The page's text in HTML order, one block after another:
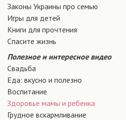
Законы Украины про семью
Игры для детей
Книги для прочтения
Спасите жизнь
Полезное и интересное видео
Свадьба
Еда: вкусно и полезно
Воспитание
Здоровье мамы и ребенка
Грудное вскармливание